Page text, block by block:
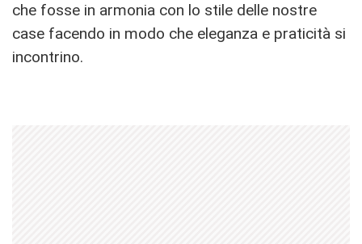
che fosse in armonia con lo stile delle nostre
case facendo in modo che eleganza e praticità si
incontrino.